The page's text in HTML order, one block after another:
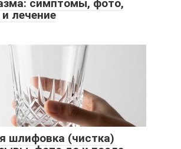
симптомы, фото,
лечение
шлифовка (чистка)